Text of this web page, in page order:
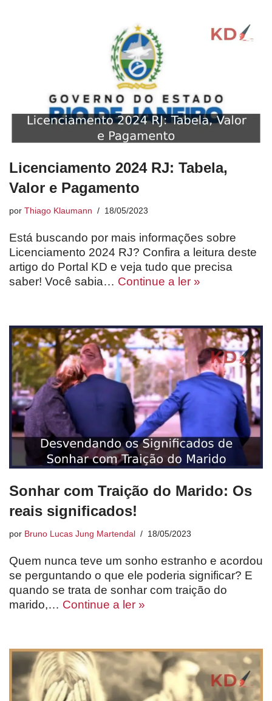
Licenciamento 2024 RJ: Tabela,
Valor e Pagamento
por Thiago Klaumann 18/05/2023
Está buscando por mais informações sobre
Licenciamento 2024 RJ? Confira a leitura deste
artigo do Portal KD e veja tudo que precisa
saber! Você sabia… Continue a ler »
Sonhar com Traição do Marido: Os
reais significados!
por Bruno Lucas Jung Martendal 18/05/2023
Quem nunca teve um sonho estranho e acordou
se perguntando o que ele poderia significar? E
quando se trata de sonhar com traição do
marido,… Continue a ler »